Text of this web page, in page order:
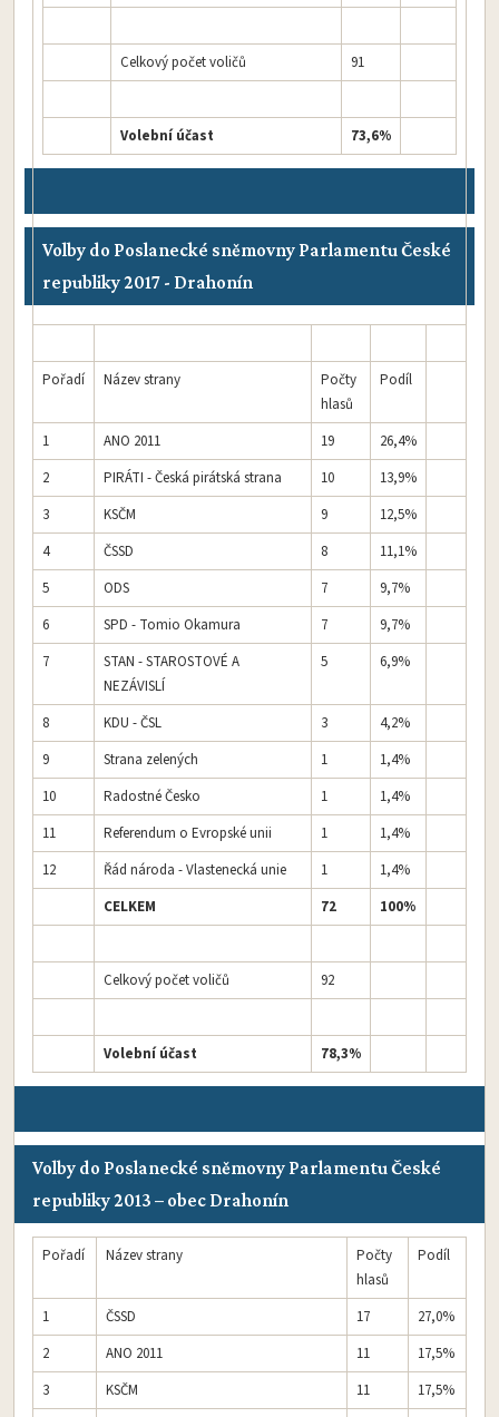
Celkový počet voličů 91
Volební účast 73,6%
Volby do Poslanecké sněmovny Parlamentu České
republiky 2017 - Drahonín
Pořadí Název strany
Počty
hlasů
Podíl
1 ANO 2011 19
26,4%
2
PIRÁTI - Česká pirátská strana 10
13,9%
3
KSČM 9
12,5%
4
ČSSD 8
11,1%
5
ODS 7
9,7%
6
SPD - Tomio Okamura 7
9,7%
7
STAN - STAROSTOVÉ A
NEZÁVISLÍ
5 6,9%
8 KDU - ČSL 3
4,2%
9
Strana zelených 1
1,4%
10
Radostné Česko 1
1,4%
11
Referendum o Evropské unii 1
1,4%
12
Řád národa - Vlastenecká unie 1
1,4%
CELKEM
72 100%
Celkový počet voličů 92
Volební účast 78,3%
Volby do Poslanecké sněmovny Parlamentu České
republiky 2013 – obec Drahonín
Pořadí Název strany
Počty
hlasů
Podíl
1 ČSSD 17
27,0%
2
ANO 2011 11
17,5%
3
KSČM 11 17,5%